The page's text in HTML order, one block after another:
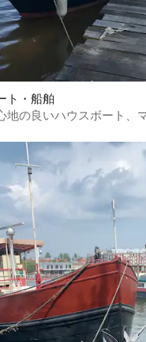
ト・船舶
地の良いハウスボート、